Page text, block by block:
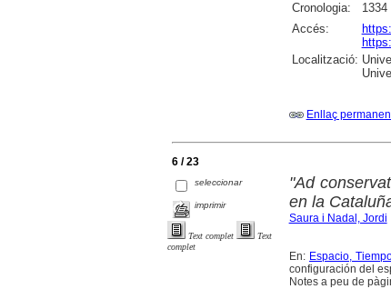
Cronologia:
1334
Accés:
Localització:
Enllaç
6 / 23
seleccionar
imprimir
Text complet
Text
complet
"Ad
en la
Saura i Nadal, Jordi
En: Espacio,
configuración del
Notes a peu de